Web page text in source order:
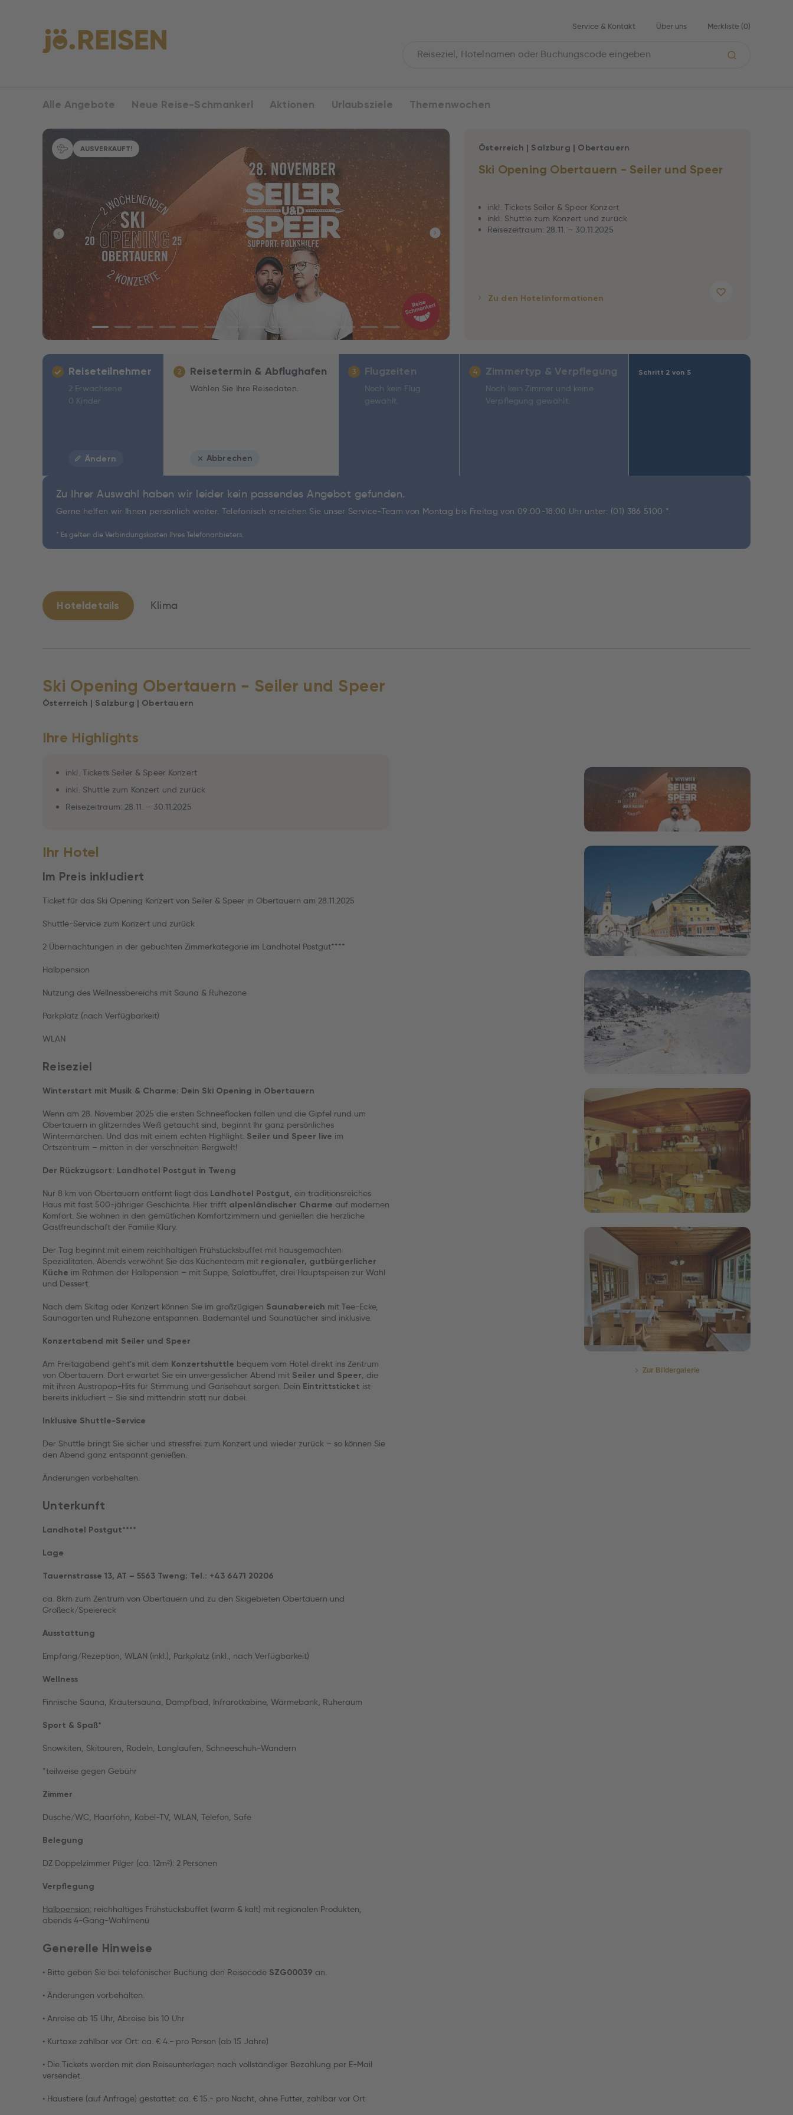
Service & Kontakt Über uns Merkliste (0)
Alle Angebote Neue Reise-Schmankerl Aktionen Urlaubsziele Themenwochen
AUSVERKAUFT!
Ski Opening Obertauern - Seiler und Speer
Österreich | Salzburg | Obertauern
inkl. Tickets Seiler & Speer Konzert
inkl. Shuttle zum Konzert und zurück
Reisezeitraum: 28.11. – 30.11.2025
Zu den Hotelinformationen
Schritt 2 von 5
Reiseteilnehmer
2 Erwachsene
0 Kinder
Ändern
2 Reisetermin & Abflughafen
Wählen Sie Ihre Reisedaten.
Abbrechen
Zu Ihrer Auswahl haben wir leider kein passendes Angebot gefunden.
Gerne helfen wir Ihnen persönlich weiter. Telefonisch erreichen Sie unser Service-Team von Montag bis Freitag von 09:00-18:00 Uhr unter: (01) 386 5100 *.
* Es gelten die Verbindungskosten Ihres Telefonanbieters.
3 Flugzeiten
Noch kein Flug
gewählt.
4 Zimmertyp & Verpflegung
Noch kein Zimmer und keine
Verpflegung gewählt.
Hoteldetails Klima
Ski Opening Obertauern - Seiler und Speer
Österreich | Salzburg | Obertauern
Ihre Highlights
inkl. Tickets Seiler & Speer Konzert
inkl. Shuttle zum Konzert und zurück
Reisezeitraum: 28.11. – 30.11.2025
Ihr Hotel
Im Preis inkludiert
Ticket für das Ski Opening Konzert von Seiler & Speer in Obertauern am 28.11.2025
Shuttle-Service zum Konzert und zurück
2 Übernachtungen in der gebuchten Zimmerkategorie im Landhotel Postgut****
Halbpension
Nutzung des Wellnessbereichs mit Sauna & Ruhezone
Parkplatz (nach Verfügbarkeit)
WLAN
Reiseziel
Winterstart mit Musik & Charme: Dein Ski Opening in Obertauern
Wenn am 28. November 2025 die ersten Schneeflocken fallen und die Gipfel rund um
Obertauern in glitzerndes Weiß getaucht sind, beginnt Ihr ganz persönliches
Wintermärchen. Und das mit einem echten Highlight: Seiler und Speer live im
Ortszentrum – mitten in der verschneiten Bergwelt!
Der Rückzugsort: Landhotel Postgut in Tweng
Nur 8 km von Obertauern entfernt liegt das Landhotel Postgut, ein traditionsreiches
Haus mit fast 500-jähriger Geschichte. Hier trifft alpenländischer Charme auf modernen
Komfort. Sie wohnen in den gemütlichen Komfortzimmern und genießen die herzliche
Gastfreundschaft der Familie Klary.
Der Tag beginnt mit einem reichhaltigen Frühstücksbuffet mit hausgemachten
Spezialitäten. Abends verwöhnt Sie das Küchenteam mit regionaler, gutbürgerlicher
Küche im Rahmen der Halbpension – mit Suppe, Salatbuffet, drei Hauptspeisen zur Wahl
und Dessert.
Nach dem Skitag oder Konzert können Sie im großzügigen Saunabereich mit Tee-Ecke,
Saunagarten und Ruhezone entspannen. Bademantel und Saunatücher sind inklusive.
Konzertabend mit Seiler und Speer
Am Freitagabend geht’s mit dem Konzertshuttle bequem vom Hotel direkt ins Zentrum
von Obertauern. Dort erwartet Sie ein unvergesslicher Abend mit Seiler und Speer, die
mit ihren Austropop-Hits für Stimmung und Gänsehaut sorgen. Dein Eintrittsticket ist
bereits inkludiert – Sie sind mittendrin statt nur dabei.
Inklusive Shuttle-Service
Der Shuttle bringt Sie sicher und stressfrei zum Konzert und wieder zurück – so können Sie
den Abend ganz entspannt genießen.
Änderungen vorbehalten.
Unterkunft
Landhotel Postgut****
Lage
Tauernstrasse 13, AT – 5563 Tweng; Tel.: +43 6471 20206
ca. 8km zum Zentrum von Obertauern und zu den Skigebieten Obertauern und
Großeck/Speiereck
Ausstattung
Empfang/Rezeption, WLAN (inkl.), Parkplatz (inkl., nach Verfügbarkeit)
Wellness
Finnische Sauna, Kräutersauna, Dampfbad, Infrarotkabine, Wärmebank, Ruheraum
Sport & Spaß*
Snowkiten, Skitouren, Rodeln, Langlaufen, Schneeschuh-Wandern
*teilweise gegen Gebühr
Zimmer
Dusche/WC, Haarföhn, Kabel-TV, WLAN, Telefon, Safe
Belegung
DZ Doppelzimmer Pilger (ca. 12m²): 2 Personen
Verpflegung
Halbpension: reichhaltiges Frühstücksbuffet (warm & kalt) mit regionalen Produkten,
abends 4-Gang-Wahlmenü
Generelle Hinweise
• Bitte geben Sie bei telefonischer Buchung den Reisecode SZG00039 an.
• Änderungen vorbehalten.
• Anreise ab 15 Uhr, Abreise bis 10 Uhr
• Kurtaxe zahlbar vor Ort: ca. € 4.- pro Person (ab 15 Jahre)
• Die Tickets werden mit den Reiseunterlagen nach vollständiger Bezahlung per E-Mail
versendet.
• Haustiere (auf Anfrage) gestattet: ca. € 15.- pro Nacht, ohne Futter, zahlbar vor Ort
Bildergalerie öffnen
Bildergalerie öffnen
Bildergalerie öffnen
Bildergalerie öffnen
Bildergalerie öffnen
Zur Bildergalerie